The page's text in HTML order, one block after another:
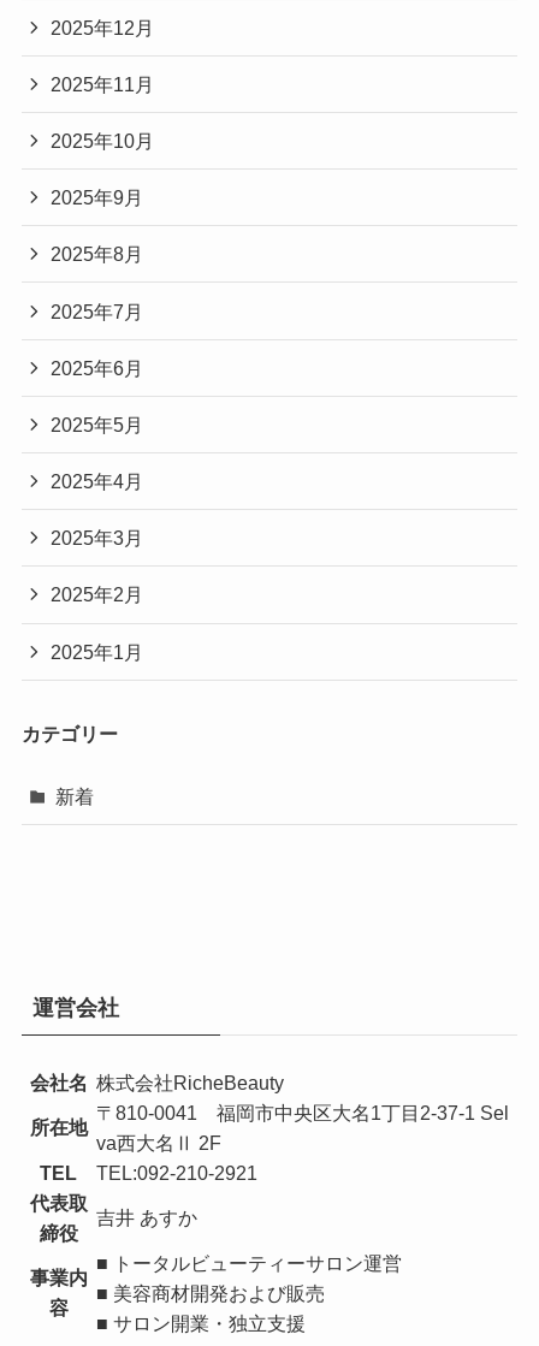
2025年12月
2025年11月
2025年10月
2025年9月
2025年8月
2025年7月
2025年6月
2025年5月
2025年4月
2025年3月
2025年2月
2025年1月
カテゴリー
新着
運営会社
会社名 株式会社RicheBeauty
所在地
〒810-0041 福岡市中央区大名1丁目2-37-1 Sel
va西大名Ⅱ 2F
TEL
TEL:092-210-2921
代表取
締役
吉井 あすか
事業内
容
■ トータルビューティーサロン運営
■ 美容商材開発および販売
■ サロン開業・独立支援